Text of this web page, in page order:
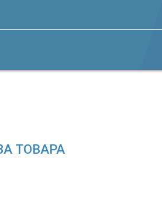
ТОВАРА